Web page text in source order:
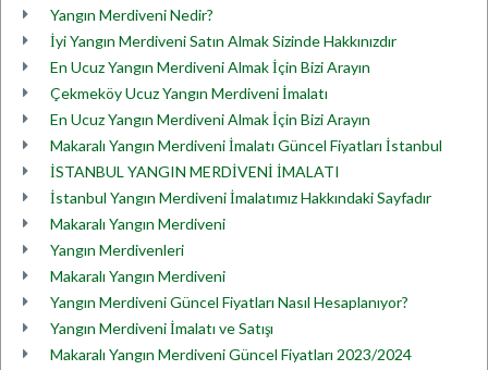
Yangın Merdiveni Nedir?
İyi Yangın Merdiveni Satın Almak Sizinde Hakkınızdır
En Ucuz Yangın Merdiveni Almak İçin Bizi Arayın
Çekmeköy Ucuz Yangın Merdiveni İmalatı
En Ucuz Yangın Merdiveni Almak İçin Bizi Arayın
Makaralı Yangın Merdiveni İmalatı Güncel Fiyatları İstanbul
İSTANBUL YANGIN MERDİVENİ İMALATI
İstanbul Yangın Merdiveni İmalatımız Hakkındaki Sayfadır
Makaralı Yangın Merdiveni
Yangın Merdivenleri
Makaralı Yangın Merdiveni
Yangın Merdiveni Güncel Fiyatları Nasıl Hesaplanıyor?
Yangın Merdiveni İmalatı ve Satışı
Makaralı Yangın Merdiveni Güncel Fiyatları 2023/2024